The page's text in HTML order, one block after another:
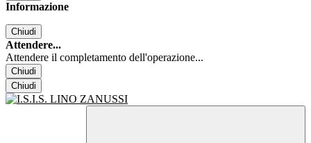
Informazione
Chiudi
Attendere...
Attendere il completamento dell'operazione...
Chiudi
Chiudi